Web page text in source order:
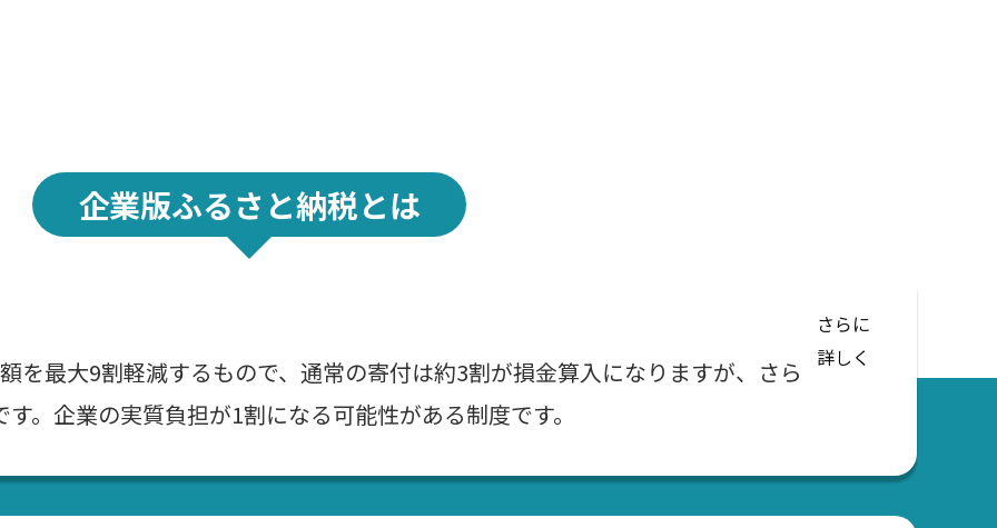
企業版ふるさと納税とは
を最大9割軽減するもので、通常の寄付は約3割が損金算入になりますが、さら
。企業の実質負担が1割になる可能性がある制度です。
さらに
詳しく